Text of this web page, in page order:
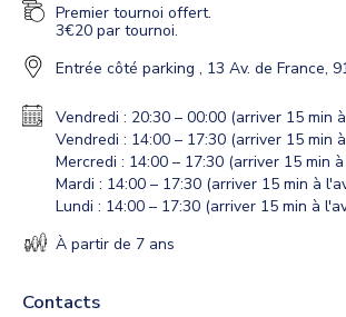
Premier tournoi offert.
3€20 par tournoi.
Entrée côté parking , 13 Av. de France,
Vendredi : 20:30 – 00:00 (arriver 15 min
Vendredi : 14:00 – 17:30 (arriver 15 min
Mercredi : 14:00 – 17:30 (arriver 15 min
Mardi : 14:00 – 17:30 (arriver 15 min à
Lundi : 14:00 – 17:30 (arriver 15 min à
À partir de 7 ans
Contacts